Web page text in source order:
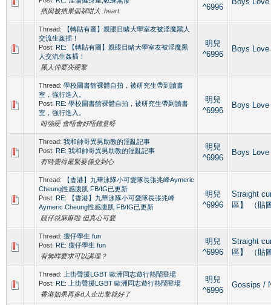
插與被插果個都咁大 :heart:
^6996
Thread:
【轉貼有圖】親眼目睹大學室友被淫魔黑人
交流生姦插！
Post: RE: 【轉貼有圖】親眼目睹大學室友被淫魔黑
人交流生姦插！
黑人仲要夾硬黎
明兒
^6996
Boys
Thread: 學校圖書館裸體自拍，被研究生帶到讀書
室，強行進入。
Post: RE: 學校圖書館裸體自拍，被研究生帶到讀書
室，強行進入。
咁強硬 會唔會好唔鐘意呀
明兒
^6996
Boys
Thread: 我和帥哥異男助教的淫亂記事
Post: RE: 我和帥哥異男助教的淫亂記事
有時覺得最緊要係交到心
明兒
^6996
Boys
Thread:
【香港】九華泳隊小可愛隊長張兆峰Aymeric
Cheung性感腹肌 FB/IG已更新
Post: RE: 【香港】九華泳隊小可愛隊長張兆峰
Aymeric Cheung性感腹肌 FB/IG已更新
靚仔就麻麻啦 但真心可愛
明兒
^6996
Straight
區】 （貼
Thread: 瘦仔學生 fun
Post: RE: 瘦仔學生 fun
有無咩要求可以講埋？
明兒
^6996
Straight
區】 （貼
Thread:
上街聲援LGBT 歐洲同志遊行熱鬧登場
Post: RE: 上街聲援LGBT 歐洲同志遊行熱鬧登場
香港如果再多d人企出黎就好了
明兒
^6996
Gossips /